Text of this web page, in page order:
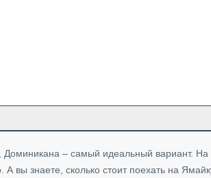
– самый идеальный вариант. На
А вы знаете, сколько стоит поехать на